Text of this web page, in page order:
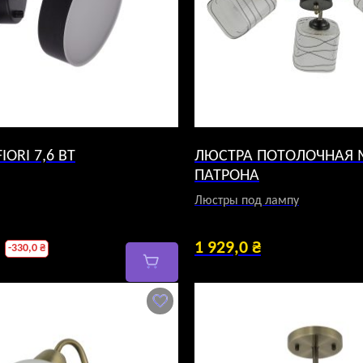
7,6 ВТ
-330,0 ₴
ЛЮСТРА ПОТОЛОЧНАЯ
ПАТРОНА
Люстры под лампу
1 929,0 ₴